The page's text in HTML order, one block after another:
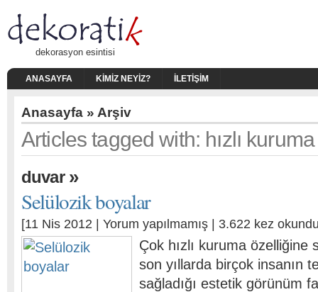
dekorasyon esintisi
ANASAYFA KIMIZ NEYIZ? İLETIŞIM
Anasayfa » Arşiv
Articles tagged with: hızlı kuruma
duvar»
Selülozik boyalar
[11 Nis 2012 | Yorum yapılmamış | 3.622 kez
Çok hızlı kuruma özelliğine
son yıllarda birçok insanın
sağladığı estetik görünüm